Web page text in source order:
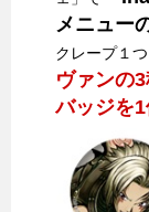
メニュー
クレープ１
ヴァンの
バッジを1